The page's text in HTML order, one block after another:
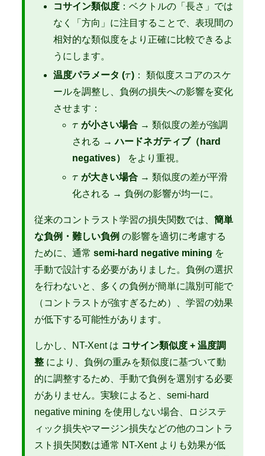
コサイン類似度 ：ベクトルの「長さ」では
なく「方向」に注目することで、表現間の
相対的な類似度をより正確に比較できるよ
うにします。
温度パラメータ (\tau
τ)： 類似度スコアのスケ
ールを調整し、負例の損失への影響を変化
させます：
\tau
τ が小さい場合→ 類似度の差が強調
される →ハードネガティブ（hard
negatives）
をより重視。
\tau
τ が大きい場合→ 類似度の差が平滑
化される → 負例の影響が均一に。
従来のコントラスト学習の損失関数では、簡単
な負例・難しい負例 の影響を適切に考慮する
ために、通常semi-hard negative mining を
手動で設計する必要がありました。負例の選択
を行わないと、多くの負例が簡単に識別可能で
（コントラストが強すぎるため）、学習の効果
が低下する可能性があります。
しかし、NT-Xent は コサイン類似度 + 温度調
整 により、負例の重みを類似度に基づいて動
的に調整するため、手動で負例を選別する必要
がありません。実験によると、semi-hard
negative mining を使用しない場合、ロジステ
ィック損失やマージン損失などの他のコントラ
スト損失関数は通常 NT-Xent よりも効果が低